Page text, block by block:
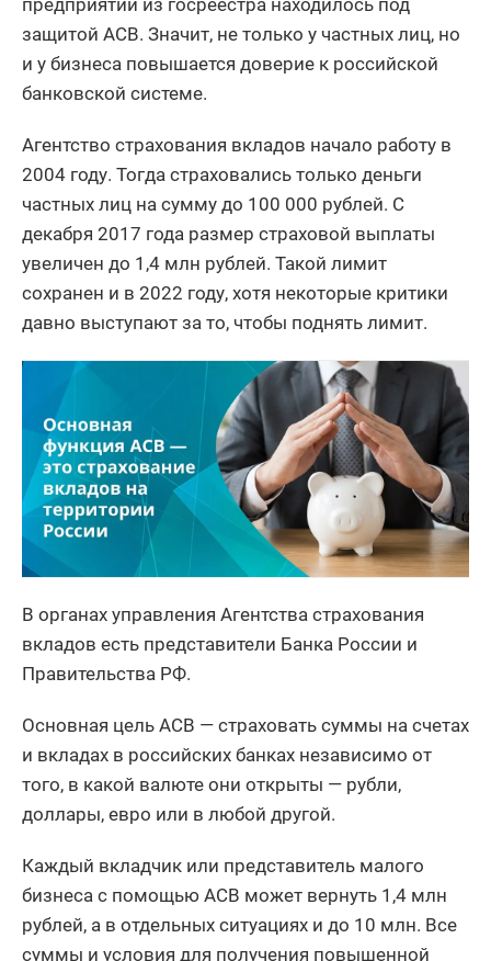
защитой АСВ. Значит, не только у частных лиц, но
и у бизнеса повышается доверие к российской
банковской системе.
Агентство страхования вкладов начало работу в
2004 году. Тогда страховались только деньги
частных лиц на сумму до 100 000 рублей. С
декабря 2017 года размер страховой выплаты
увеличен до 1,4 млн рублей. Такой лимит
сохранен и в 2022 году, хотя некоторые критики
давно выступают за то, чтобы поднять лимит.
В органах управления Агентства страхования
вкладов есть представители Банка России и
Правительства РФ.
Основная цель АСВ — страховать суммы на счетах
и вкладах в российских банках независимо от
того, в какой валюте они открыты — рубли,
доллары, евро или в любой другой.
Каждый вкладчик или представитель малого
бизнеса с помощью АСВ может вернуть 1,4 млн
рублей, а в отдельных ситуациях и до 10 млн. Все
суммы и условия для получения повышенной